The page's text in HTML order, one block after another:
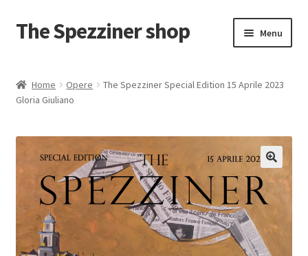
Vai
alla
Vai
al
The Spezziner shop Menu
Carrello
Il mio account
Pagamento
Privacy Policy
Shop
Home Opere
The Spezziner Special Edition 15 Aprile 2023
Gloria Giuliano